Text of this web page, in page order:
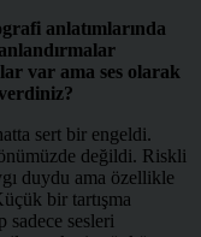
anlatımlarında
var ama ses olarak
sert bir engeldi.
değildi. Riskli
duydu ama özellikle
bir tartışma
sadece sesleri